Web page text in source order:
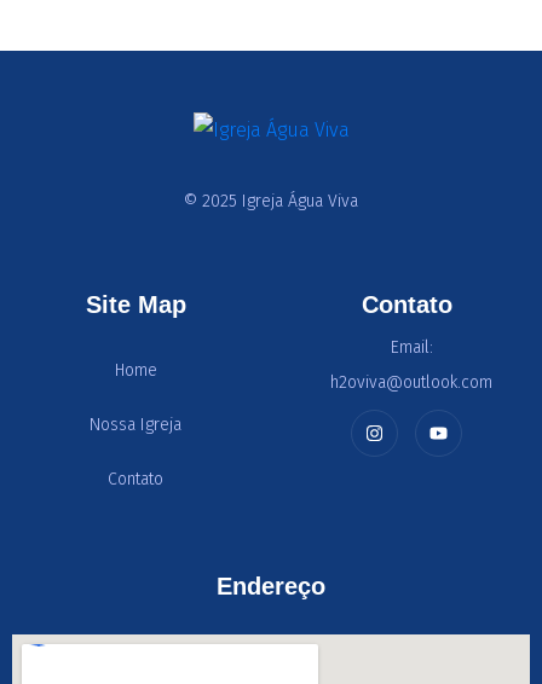
© 2025 Igreja Água Viva
Site Map
Home
Nossa Igreja
Contato
Contato
Email:
h2oviva@outlook.com
Endereço